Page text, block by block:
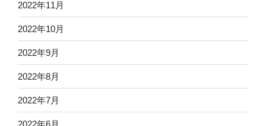
2022年11月
2022年10月
2022年9月
2022年8月
2022年7月
2022年6月